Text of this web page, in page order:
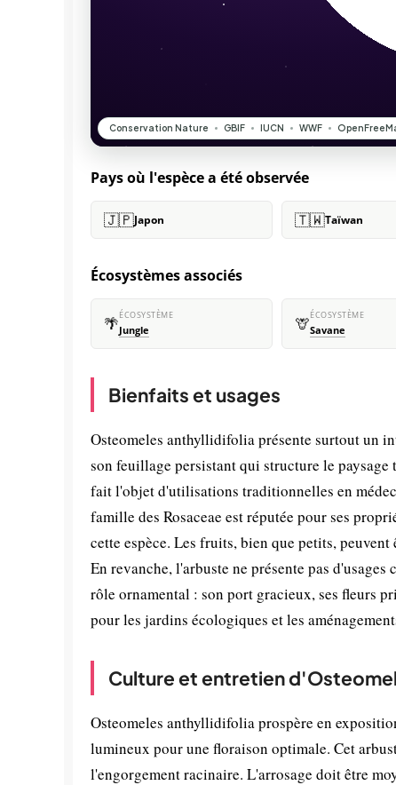
Pays où l'espèce a été observée
🇯🇵Japon 🇹🇼Taïwan
Écosystèmes associés
🌴ÉCOSYSTÈME
Jungle 🦒ÉCOSYSTÈME
Savane
Bienfaits et usages
Osteomeles anthyllidifolia présente surtout un
son feuillage persistant qui structure le paysage
fait l'objet d'utilisations traditionnelles en
famille des Rosaceae est réputée pour ses
cette espèce. Les fruits, bien que petits,
En revanche, l'arbuste ne présente pas
rôle ornamental : son port gracieux, ses fleurs
pour les jardins écologiques et les
Culture et entretien
Osteomeles anthyllidifolia prospère en
lumineux pour une floraison optimale. Cet
l'engorgement racinaire. L'arrosage doit être